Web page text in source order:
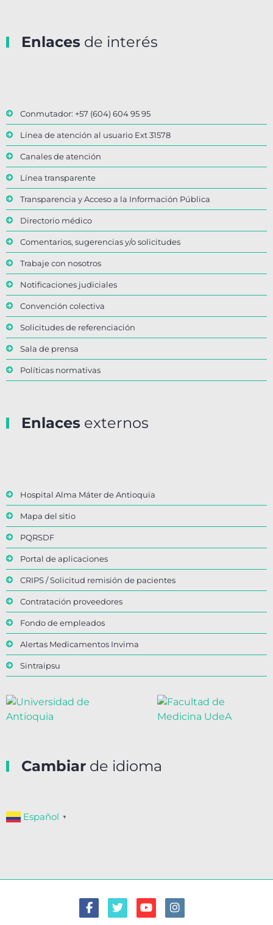
Enlaces de interés
Conmutador: +57 (604) 604 95 95
Línea de atención al usuario Ext 31578
Canales de atención
Línea transparente
Transparencia y Acceso a la Información Pública
Directorio médico
Comentarios, sugerencias y/o solicitudes
Trabaje con nosotros
Notificaciones judiciales
Convención colectiva
Solicitudes de referenciación
Sala de prensa
Políticas normativas
Enlaces externos
Hospital Alma Máter de Antioquia
Mapa del sitio
PQRSDF
Portal de aplicaciones
CRIPS / Solicitud remisión de pacientes
Contratación proveedores
Fondo de empleados
Alertas Medicamentos Invima
Sintraipsu
Cambiar de idioma
Español ▼